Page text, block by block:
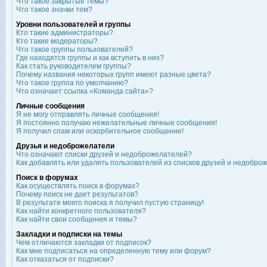
Что такое значки тем?
Уровни пользователей и группы
Кто такие администраторы?
Кто такие модераторы?
Что такое группы пользователей?
Где находятся группы и как вступить в них?
Как стать руководителем группы?
Почему названия некоторых групп имеют разные цвета?
Что такое группа по умолчанию?
Что означает ссылка «Команда сайта»?
Личные сообщения
Я не могу отправлять личные сообщения!
Я постоянно получаю нежелательные личные сообщения!
Я получил спам или оскорбительное сообщение!
Друзья и недоброжелатели
Что означают списки друзей и недоброжелателей?
Как добавлять или удалять пользователей из списков друзей и
Поиск в форумах
Как осуществлять поиск в форумах?
Почему поиск не дает результатов?
В результате моего поиска я получил пустую страницу!
Как найти конкретного пользователя?
Как найти свои сообщения и темы?
Закладки и подписки на темы
Чем отличаются закладки от подписок?
Как мне подписаться на определенную тему или форум?
Как отказаться от подписки?